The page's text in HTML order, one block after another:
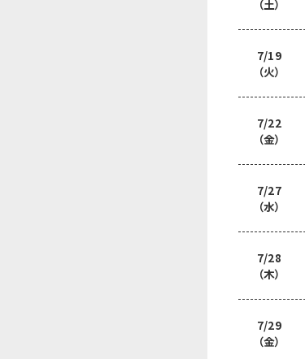
（土）
7/19
（火）
7/22
（金）
7/27
（水）
7/28
（木）
7/29
（金）